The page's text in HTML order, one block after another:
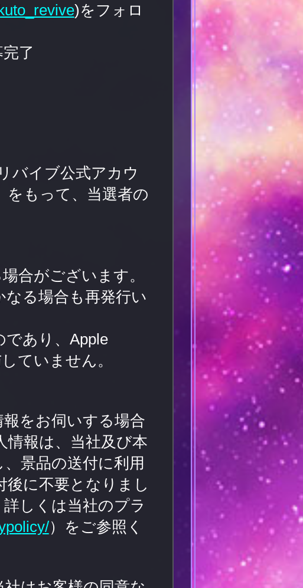
)をフォロ
了
バイブ公式アカウ
をもって、当選者の
合がございます。
なる場合も再発行い
であり、Apple
ていません。
をお伺いする場合
報は、当社及び本
景品の送付に利用
に不要となりまし
しくは当社のプラ
）をご参照く